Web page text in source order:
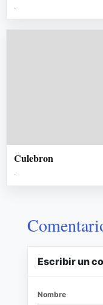
.
Culebron
.
Escribir un
Nombre